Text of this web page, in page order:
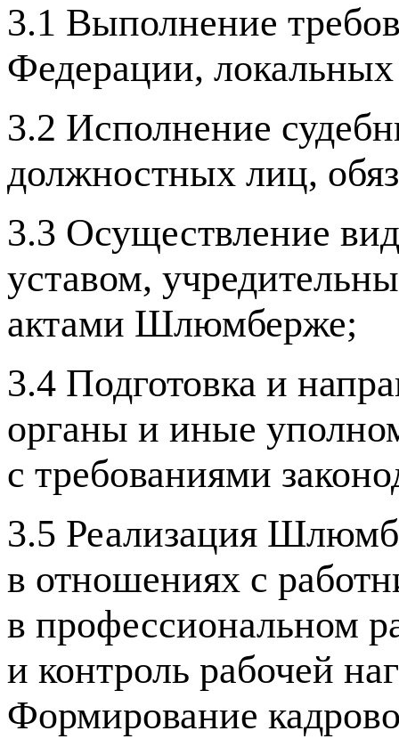
3.1 Выполнение
Федерации,
3.2 Исполнение
должностных лиц,
3.3 Осуществление
уставом,
актами Шлюмберже;
3.4 Подготовка и
органы и иные
с требованиями
3.5 Реализация
в отношениях с
в профессиональном
и контроль рабочей
Формирование